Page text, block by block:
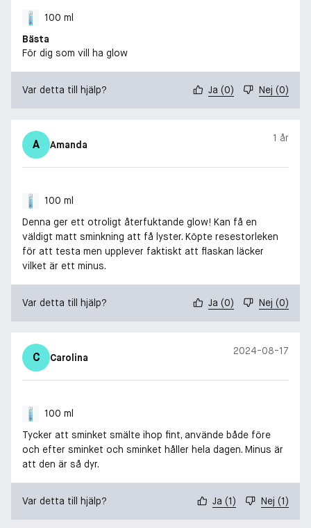
100 ml
Bästa
För dig som vill ha glow
Var detta till hjälp? Ja (0) Nej (0)
A Amanda
1 år
100 ml
Denna ger ett otroligt återfuktande glow! Kan få en
väldigt matt sminkning att få lyster. Köpte resestorleken
för att testa men upplever faktiskt att flaskan läcker
vilket är ett minus.
Var detta till hjälp? Ja (0) Nej (0)
C Carolina
2024-08-17
100 ml
Tycker att sminket smälte ihop fint, använde både före
och efter sminket och sminket håller hela dagen. Minus är
att den är så dyr.
Var detta till hjälp? Ja (1) Nej (1)